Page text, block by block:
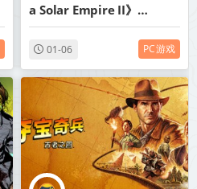
a Solar Empire II》
v1.50.7-全DLC丨中文版网
盘下载
01-06 PC游戏